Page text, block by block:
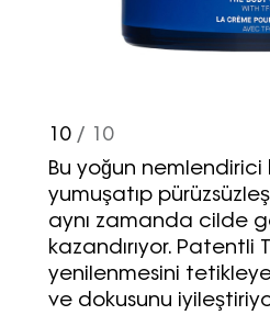
10/ 10
Bu yoğun
yumuşatıp
aynı zamanda cilde
kazandırıyor. Patentli
yenilenmesini
ve dokusunu